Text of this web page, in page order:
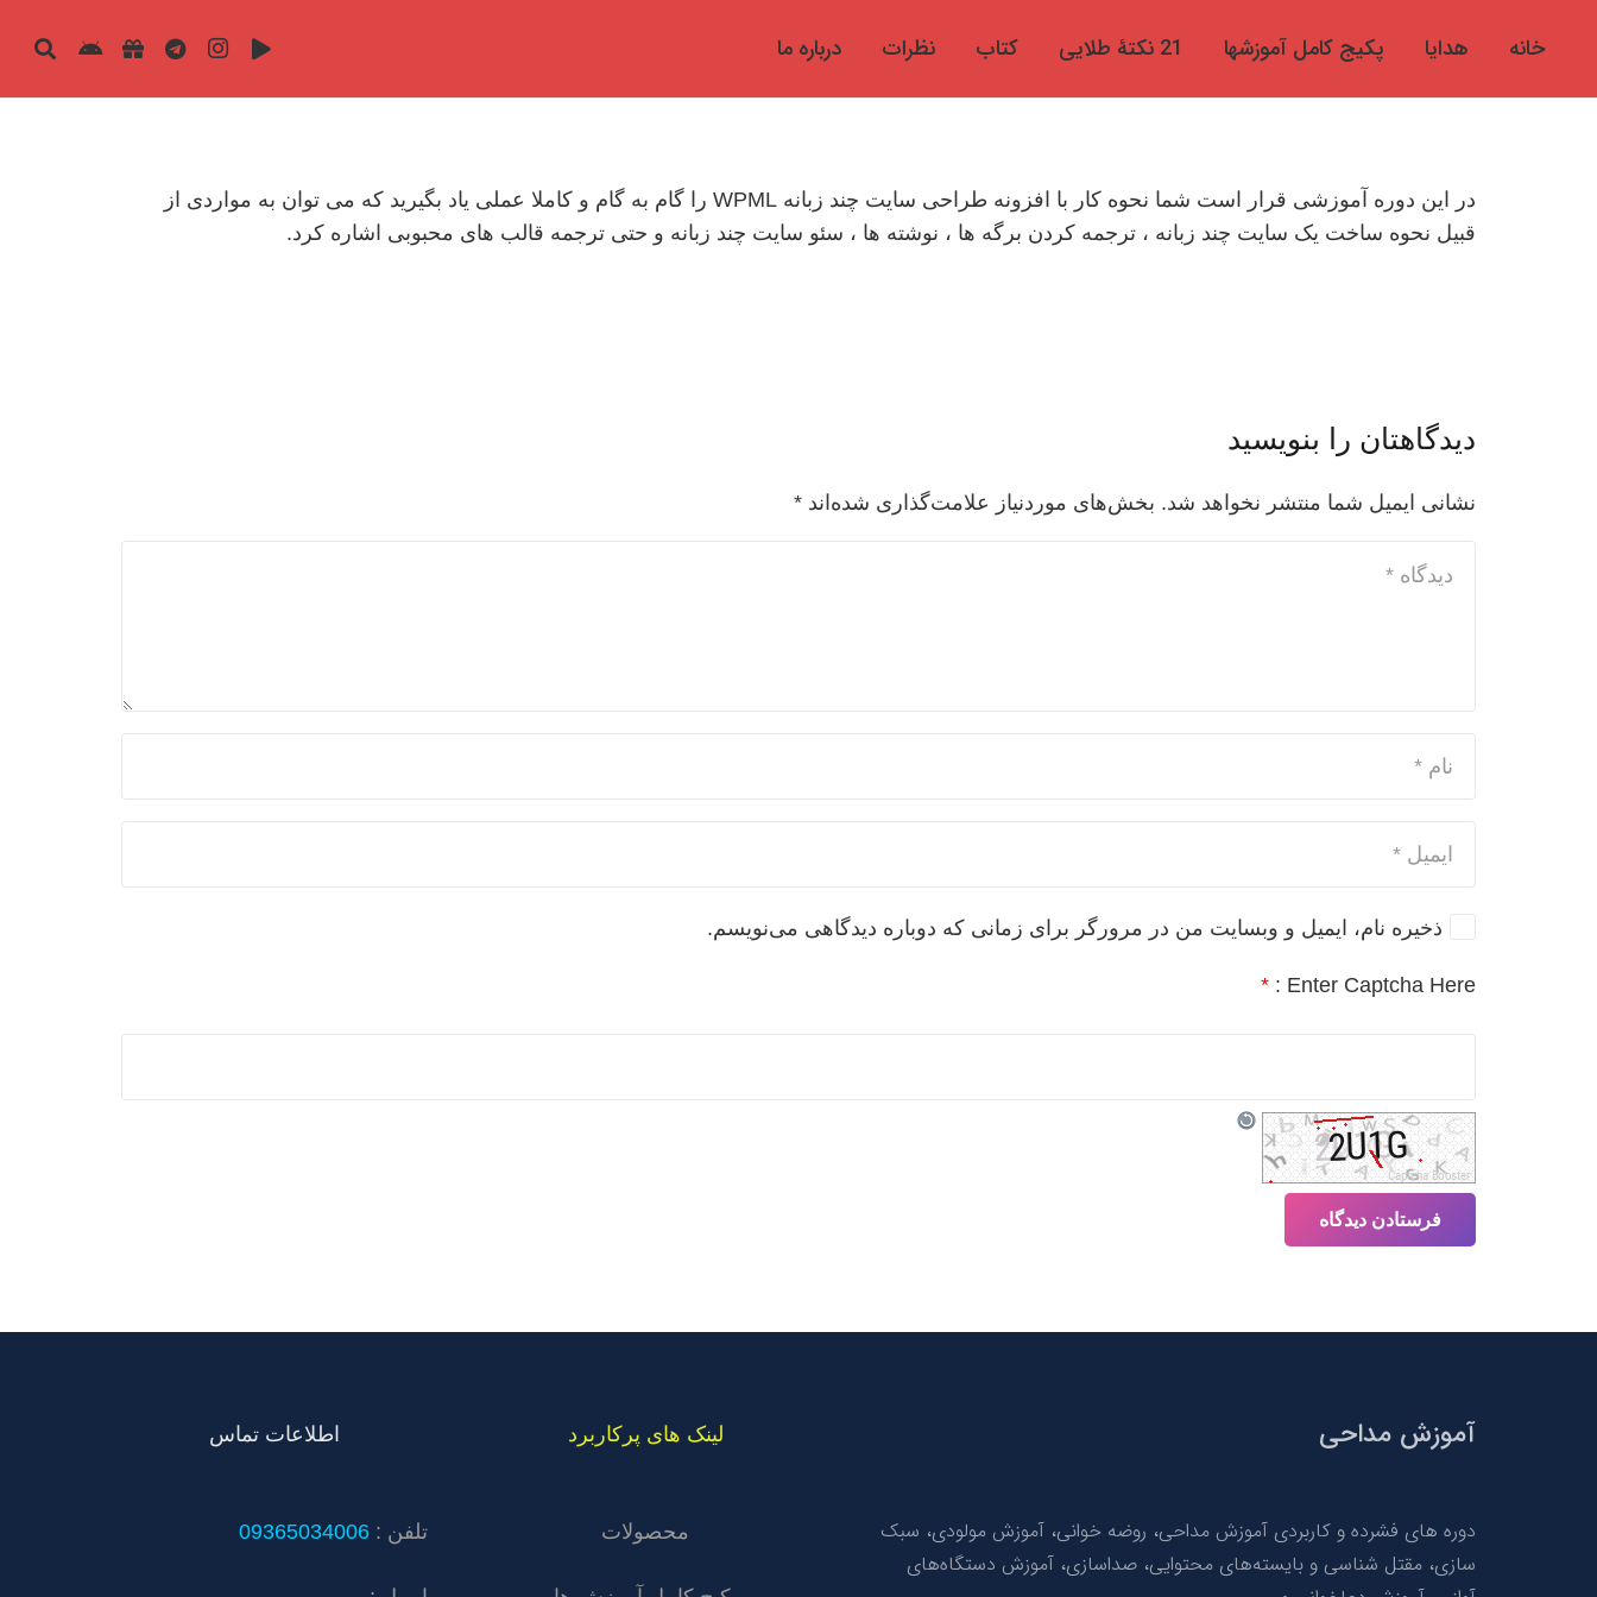
خانه هدایا پکیج کامل آموزشها 21 نکتۀ طلایی کتاب نظرات درباره ما
در این دوره آموزشی قرار است شما نحوه کار با افزونه طراحی سایت چند زبانه WPML را گام به گام و کاملا عملی یاد بگیرید که می توان به مواردی از
قبیل نحوه ساخت یک سایت چند زبانه ، ترجمه کردن برگه ها ، نوشته ها ، سئو سایت چند زبانه و حتی ترجمه قالب های محبوبی اشاره کرد.
دیدگاهتان را بنویسید
نشانی ایمیل شما منتشر نخواهد شد. بخش‌های موردنیاز علامت‌گذاری شده‌اند *
ذخیره نام، ایمیل و وبسایت من در مرورگر برای زمانی که دوباره دیدگاهی می‌نویسم.
Enter Captcha Here :
*
فرستادن دیدگاه
آموزش مداحی
دوره های فشرده و کاربردی آموزش مداحی، روضه خوانی، آموزش مولودی، سبک
سازی، مقتل شناسی و بایسته‌های محتوایی، صداسازی، آموزش دستگاه‌های
لینک های پرکاربرد
محصولات
اطلاعات تماس
تلفن : 09365034006